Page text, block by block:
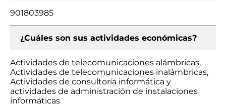
901803985
¿Cuáles son sus actividades económicas?
Actividades de telecomunicaciones alámbricas,
Actividades de telecomunicaciones inalámbricas,
Actividades de consultoría informática y
actividades de administración de instalaciones
informáticas